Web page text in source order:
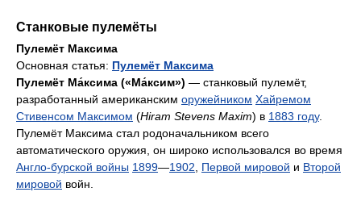
Станковые пулемёты
Пулемёт Максима
Основная статья: Пулемёт Максима
Пулемёт Ма́ксима («Ма́ксим») — станковый пулемёт,
разработанный американским оружейником Хайремом
Стивенсом Максимом (Hiram Stevens Maxim) в 1883 году.
Пулемёт Максима стал родоначальником всего
автоматического оружия, он широко использовался во время
Англо-бурской войны 1899—1902 Первой мировой и Второй
мировой войн.